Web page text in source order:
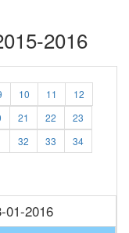
2016
10 11
12
21 22
23
32 33
34
01-2016